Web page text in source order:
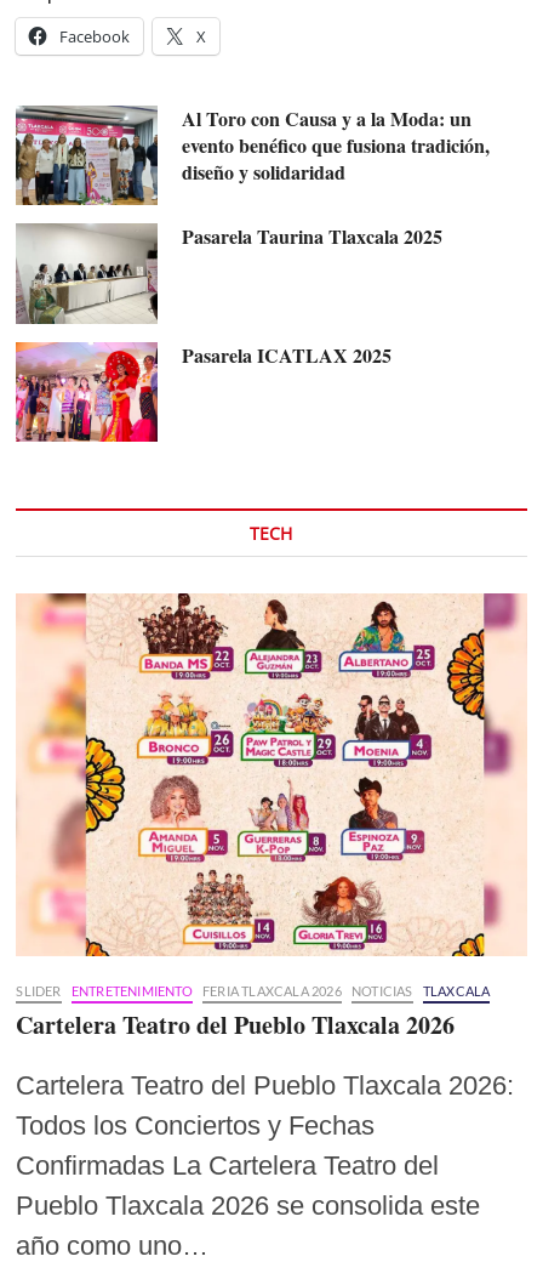
Facebook X
Al Toro con Causa y a la Moda: un
evento benéfico que fusiona tradición,
diseño y solidaridad
Pasarela Taurina Tlaxcala 2025
Pasarela ICATLAX 2025
TECH
SLIDER ENTRETENIMIENTO FERIA TLAXCALA 2026 NOTICIAS TLAXCALA
Cartelera Teatro del Pueblo Tlaxcala 2026
Cartelera Teatro del Pueblo Tlaxcala 2026:
Todos los Conciertos y Fechas
Confirmadas La Cartelera Teatro del
Pueblo Tlaxcala 2026 se consolida este
año como uno…